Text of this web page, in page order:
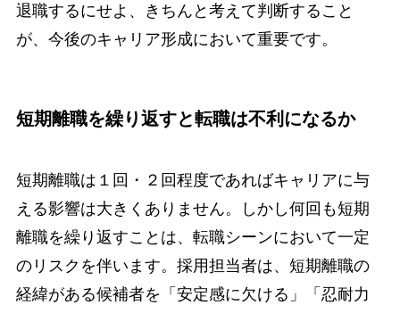
退職するにせよ、きちんと考えて判断すること
が、今後のキャリア形成において重要です。
短期離職を繰り返すと転職は不利になるか
短期離職は１回・２回程度であればキャリアに与
える影響は大きくありません。しかし何回も短期
離職を繰り返すことは、転職シーンにおいて一定
のリスクを伴います。採用担当者は、短期離職の
経緯がある候補者を「安定感に欠ける」「忍耐力